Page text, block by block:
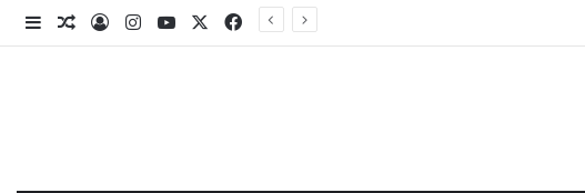
فيسبوك يوتيوبانستقرام
تسجيلمقال